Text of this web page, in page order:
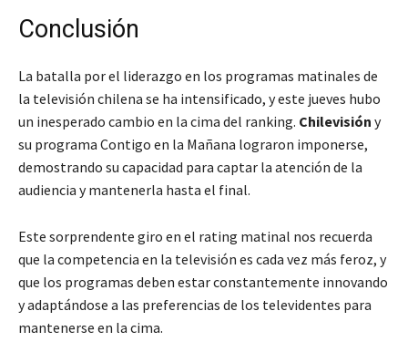
Conclusión
La batalla por el liderazgo en los programas matinales de
la televisión chilena se ha intensificado, y este jueves hubo
un inesperado cambio en la cima del ranking. Chilevisión y
su programa Contigo en la Mañana lograron imponerse,
demostrando su capacidad para captar la atención de la
audiencia y mantenerla hasta el final.
Este sorprendente giro en el rating matinal nos recuerda
que la competencia en la televisión es cada vez más feroz, y
que los programas deben estar constantemente innovando
y adaptándose a las preferencias de los televidentes para
mantenerse en la cima.